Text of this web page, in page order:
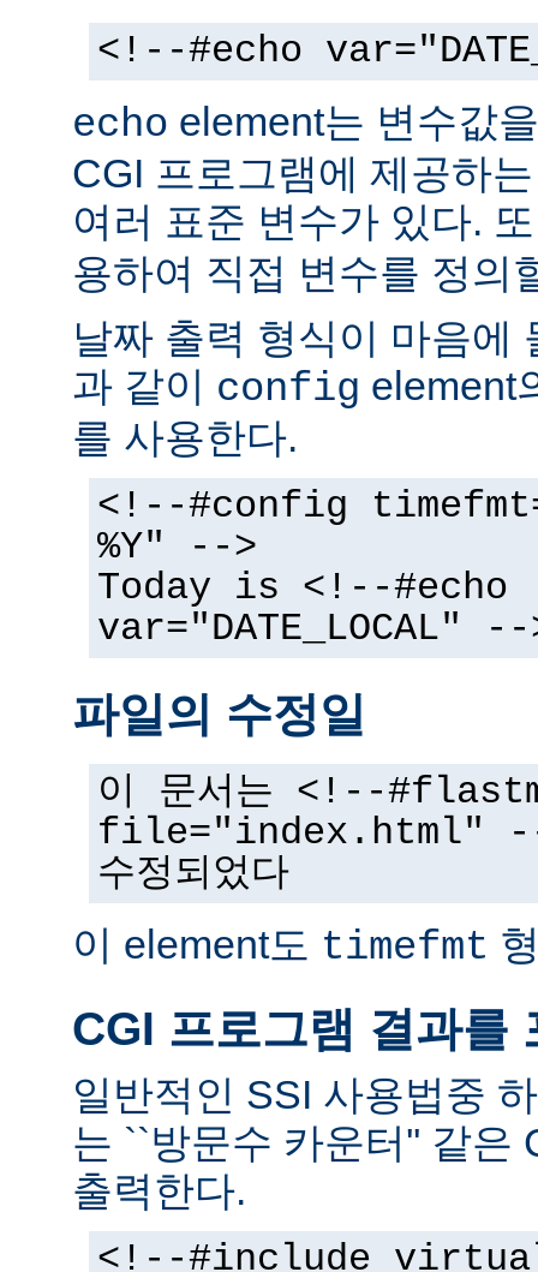
<!--#echo
echo element는 변수값
CGI 프로그램에 제공하
여러 표준 변수가 있다.
용하여 직접 변수를 정의
날짜 출력 형식이 마음에
과 같이 config element
를 사용한다.
<!--#config
%Y" -->
Today is <!--#echo
var="DATE_LOCAL" --
파일의 수정일
이 문서는 <!--
file="index.html" --
수정되었다
이 element도 timefmt
CGI 프로그램 결과를
일반적인 SSI 사용법중
는 ``방문수 카운터'' 같은
출력한다.
<!--#include